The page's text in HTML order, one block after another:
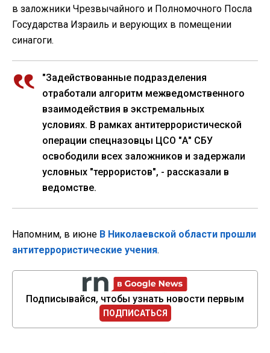
в заложники Чрезвычайного и Полномочного Посла
Государства Израиль и верующих в помещении
синагоги.
"Задействованные подразделения
отработали алгоритм межведомственного
взаимодействия в экстремальных
условиях. В рамках антитеррористической
операции спецназовцы ЦСО "А" СБУ
освободили всех заложников и задержали
условных "террористов", - рассказали в
ведомстве.
Напомним, в июне В Николаевской области прошли
антитеррористические учения.
Подписывайся, чтобы узнать новости первым
ПОДПИСАТЬСЯ